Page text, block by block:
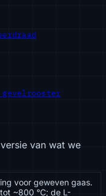
gevelrooster
van wat we
voor geweven gaas.
~800 °C; de L-